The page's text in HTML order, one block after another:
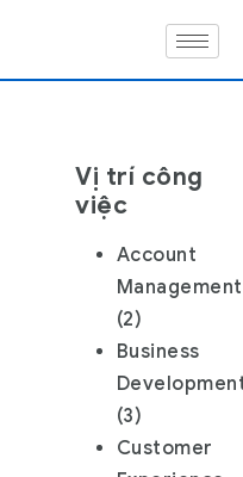
Vị trí công
việc
Account
Management
(2)
Business
(3)
Customer